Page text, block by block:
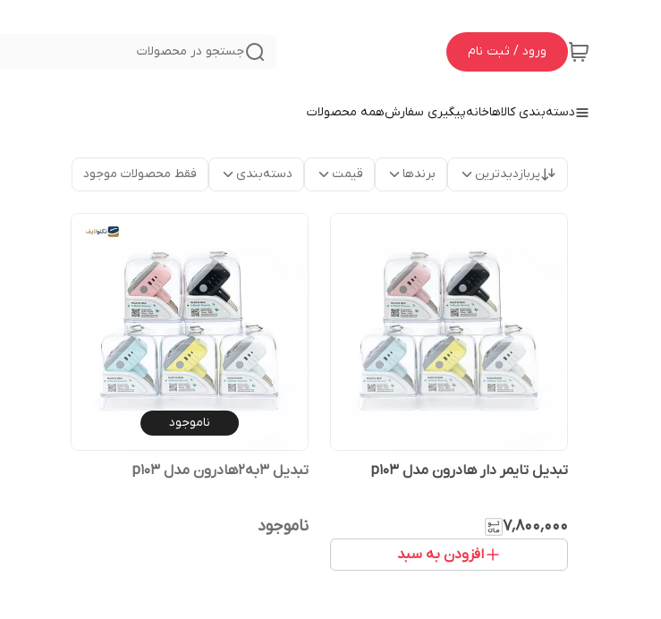
ورود / ثبت نام جستجو در محصولات
دسته‌بندی کالاهاخانهپیگیری سفارشهمه محصولات
پربازدیدترین برندها قیمت دسته‌بندی فقط محصولات موجود
تبدیل تایمر دار هادرون مدل p103
۷٬۸۰۰٬۰۰۰
افزودن به سبد
ناموجود
تبدیل ۳به۲هادرون مدل p103
ناموجود